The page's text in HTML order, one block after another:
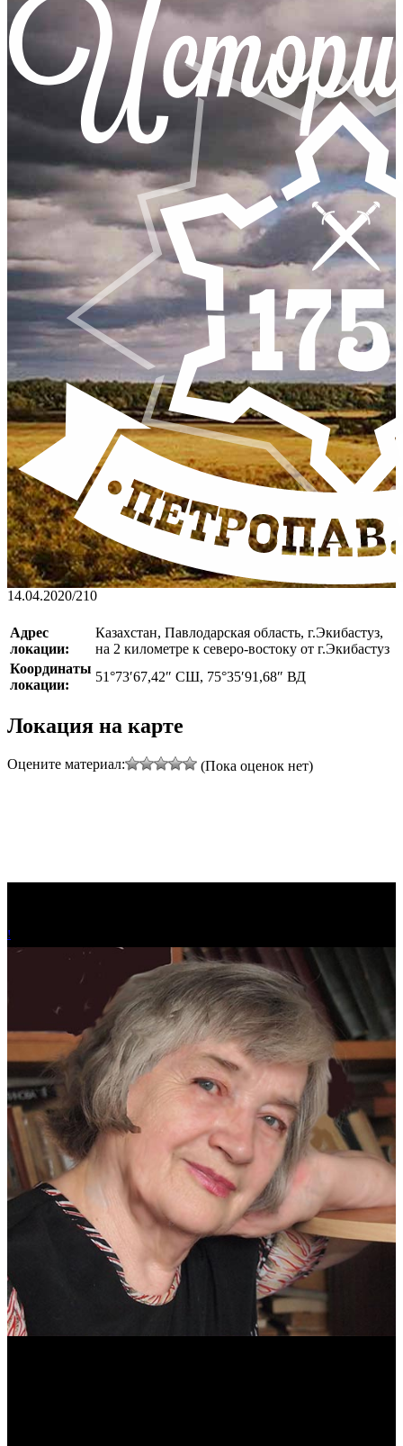
14.04.2020/210
Адрес
локации:
Казахстан, Павлодарская область, г.Экибастуз,
на 2 километре к северо-востоку от г.Экибастуз
Координаты
локации:
51°73′67,42″ СШ, 75°35′91,68″ ВД
Локация на карте
Оцените материал: (Пока оценок нет)
!